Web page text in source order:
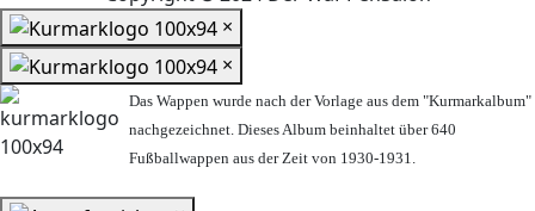
×
×
Das Wappen wurde nach der Vorlage aus dem "Kurmarkalbum"
nachgezeichnet. Dieses Album beinhaltet über 640
Fußballwappen aus der Zeit von 1930-1931.